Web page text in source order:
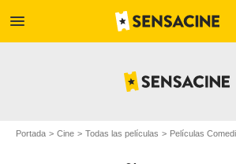
menu
Portada Cine Todas las películas Películas